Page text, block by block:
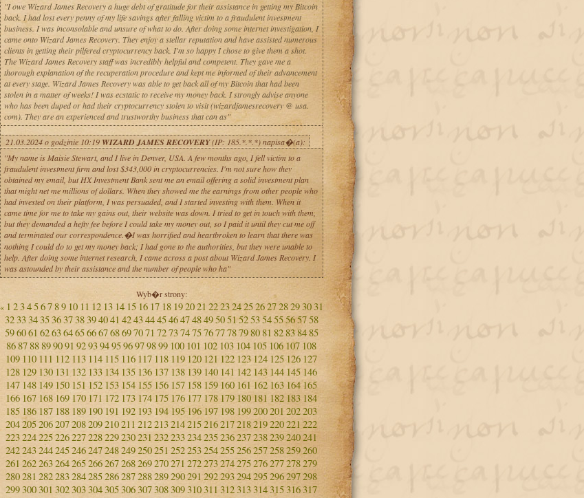
"I owe Wizard James Recovery a huge debt of gratitude for their assistance in getting my Bitcoin
back. I had lost every penny of my life savings after falling victim to a fraudulent investment
business. I was inconsolable and unsure of what to do. After doing some internet investigation, I
came onto Wizard James Recovery. They enjoy a stellar reputation and have assisted numerous
clients in getting their pilfered cryptocurrency back. I'm so happy I chose to give them a shot.
The Wizard James Recovery staff was incredibly helpful and competent. They gave me a
thorough explanation of the recuperation procedure and kept me informed of their advancement
at every stage. Wizard James Recovery was able to get back all of my Bitcoin that had been
stolen in a matter of weeks! I was ecstatic to receive my money back. I strongly advise anyone
who has been duped or had their cryptocurrency stolen to visit (wizardjamesrecovery @ usa.
com). They are an experienced and trustworthy business that can as"
21.03.2024 o godzinie 10:19 WIZARD JAMES RECOVERY(IP: 185.*.*.*) napisa�(a):
"My name is Maisie Stewart, and I live in Denver, USA. A few months ago, I fell victim to a
fraudulent investment firm and lost $343,000 in cryptocurrencies. I'm not sure how they
obtained my email, but HX Investment Bank sent me an email offering a solid investment plan
that might net me millions of dollars. When they showed me the earnings from other people who
had invested on their platform, I was persuaded, and I started investing with them. When it
came time for me to take my gains out, their website was down. I tried to get in touch with them,
but they demanded a hefty fee before I could take my money out, so I paid it until they cut me off
and terminated our correspondence.�I was horrified and heartbroken to learn that there was
nothing I could do to get my money back; I had gone to the authorities, but they were unable to
help. After doing some internet research, I came across a post about Wizard James Recovery. I
was astounded by their assistance and the number of people who ha"
Wyb�r strony:
« 1 23456789 10 11 12 13 14 15 16 17 18 192021 2223242526272829 30 31
32333435363738394041 4243444546474849505152535455565758
596061 62636465666768697071 727374757677787980 81 82838485
868788899091 9293949596979899 100 101 102 103 104 105 106107 108
109 110 111 112 113 114 115 116 117 118 119 120 121 122 123 124 125 126 127
128 129 130 131 132 133 134 135 136 137 138 139 140 141 142 143 144 145 146
147 148 149 150 151 152 153 154 155 156 157 158 159 160 161 162 163164 165
166 167 168169 170 171 172 173 174 175 176 177 178 179 180 181 182 183 184
185 186 187 188 189 190 191 192 193 194 195 196 197 198 199200201 202203
204205206207208209210211 212213214215216217218219220221 222
223224225226227228229230231 232233234235236237238239240241
242243244245246247248249250251 252253254255256257258259260
261 262263264265266267268269270271 272273274275276277278279
280281 282283284285286287288289290291 292293294295296297298
299300301 302303304305306307308309310311 312 313 314315 316 317